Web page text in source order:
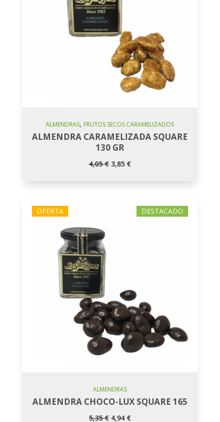
Añadir Al Carro
ALMENDRAS, FRUTOS SECOS CARAMELIZADOS
ALMENDRA CARAMELIZADA SQUARE
130 GR
4,05€ El
precio
3,85 €El
OFERTA DESTACADO
Añadir Al Carro
ALMENDRAS
ALMENDRA CHOCO-LUX SQUARE 165
5,35€ El
4,94 €El